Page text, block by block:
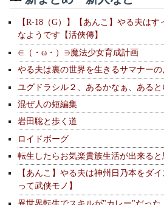
【R-18（G）】【あんこ】やる夫は
なようです【活俠傳】
∈（・ω・）∋魔法少女育成計画
やる夫は裏の世界を生きるサマナーの
ユグドラシル２、あるかなぁ、あると
混ぜ人の短編集
岩田聡と歩く道
ロイドボーグ
転生したらお気楽貴族生活が出来る
【あんこ】やる夫は神州日乃本をダ
って武侠モノ】
異世界転生でスキルが"カレー"だった